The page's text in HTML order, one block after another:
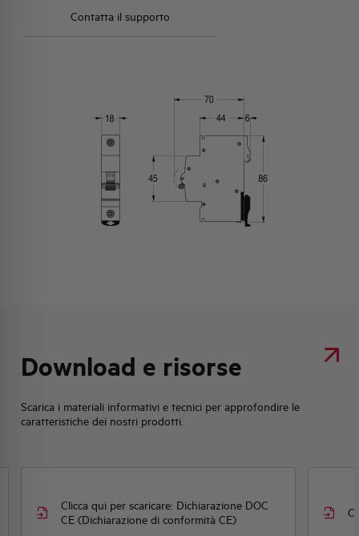
Contatta il supporto
Download e risorse
Scarica i materiali informativi e tecnici per approfondire le
caratteristiche dei nostri prodotti.
Clicca qui per scaricare: Disegno quotato